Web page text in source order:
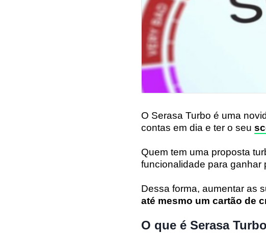
O Serasa Turbo é uma
contas em dia e ter o seu
Quem tem uma proposta
funcionalidade para ganhar
Dessa forma, aumentar as
até mesmo um cartão de
O que é Serasa